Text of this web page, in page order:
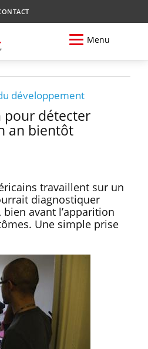
Menu
développement
pour détecter
an bientôt
travaillent sur un
diagnostiquer
bien avant l’apparition
Une simple prise